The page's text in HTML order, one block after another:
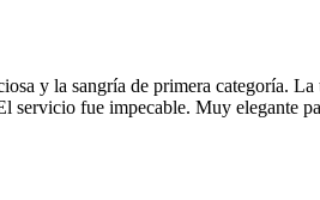
y la sangría de primera categoría.
servicio fue impecable. Muy elegante